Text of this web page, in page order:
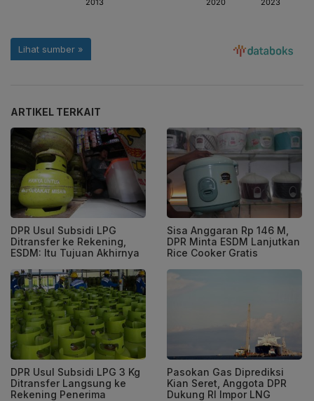
ARTIKEL TERKAIT
DPR Usul Subsidi LPG
Ditransfer ke Rekening,
ESDM: Itu Tujuan Akhirnya
Sisa Anggaran Rp 146 M,
DPR Minta ESDM Lanjutkan
Rice Cooker Gratis
DPR Usul Subsidi LPG 3 Kg
Ditransfer Langsung ke
Rekening Penerima
Pasokan Gas Diprediksi
Kian Seret, Anggota DPR
Dukung RI Impor LNG